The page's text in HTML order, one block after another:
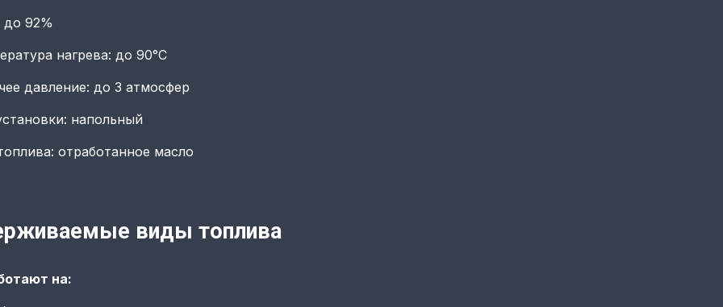
92%
нагрева: до 90°C
давление: до 3 атмосфер
напольный
отработанное масло
виды топлива
на: